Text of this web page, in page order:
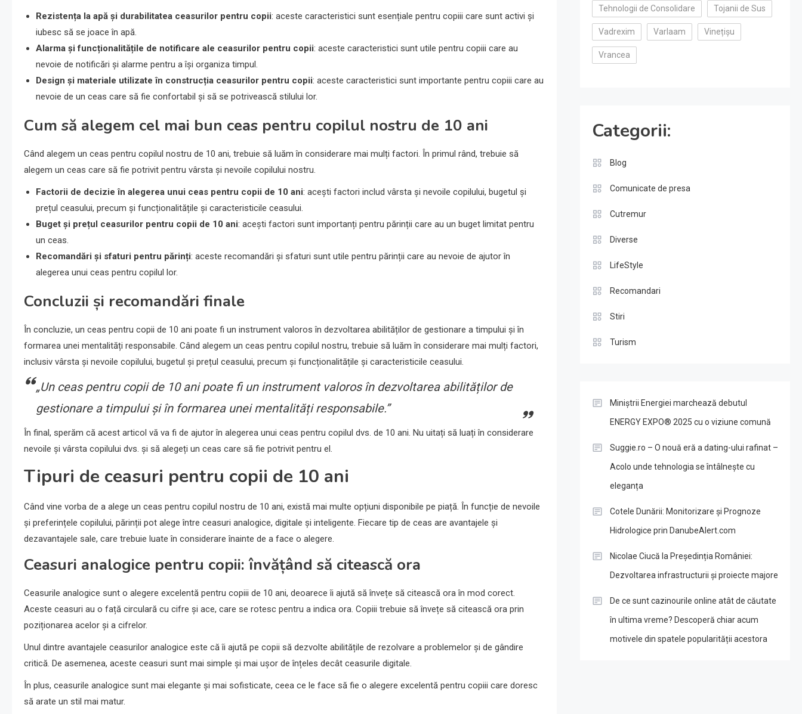
Rezistența la apă și durabilitatea ceasurilor pentru copii: aceste caracteristici sunt esențiale pentru copiii care sunt activi și
iubesc să se joace în apă.
Alarma și funcționalitățile de notificare ale ceasurilor pentru copii: aceste caracteristici sunt utile pentru copiii care au
nevoie de notificări și alarme pentru a își organiza timpul.
Design și materiale utilizate în construcția ceasurilor pentru copii: aceste caracteristici sunt importante pentru copiii care au
nevoie de un ceas care să fie confortabil și să se potrivească stilului lor.
Cum să alegem cel mai bun ceas pentru copilul nostru de 10 ani
Când alegem un ceas pentru copilul nostru de 10 ani, trebuie să luăm în considerare mai mulți factori. În primul rând, trebuie să
alegem un ceas care să fie potrivit pentru vârsta și nevoile copilului nostru.
Factorii de decizie în alegerea unui ceas pentru copii de 10 ani: acești factori includ vârsta și nevoile copilului, bugetul și
prețul ceasului, precum și funcționalitățile și caracteristicile ceasului.
Buget și prețul ceasurilor pentru copii de 10 ani: acești factori sunt importanți pentru părinții care au un buget limitat pentru
un ceas.
Recomandări și sfaturi pentru părinți: aceste recomandări și sfaturi sunt utile pentru părinții care au nevoie de ajutor în
alegerea unui ceas pentru copilul lor.
Concluzii și recomandări finale
În concluzie, un ceas pentru copii de 10 ani poate fi un instrument valoros în dezvoltarea abilităților de gestionare a timpului și în
formarea unei mentalități responsabile. Când alegem un ceas pentru copilul nostru, trebuie să luăm în considerare mai mulți factori,
inclusiv vârsta și nevoile copilului, bugetul și prețul ceasului, precum și funcționalitățile și caracteristicile ceasului.
„Un ceas pentru copii de 10 ani poate fi un instrument valoros în dezvoltarea abilităților de
gestionare a timpului și în formarea unei mentalități responsabile.”
În final, sperăm că acest articol vă va fi de ajutor în alegerea unui ceas pentru copilul dvs. de 10 ani. Nu uitați să luați în considerare
nevoile și vârsta copilului dvs. și să alegeți un ceas care să fie potrivit pentru el.
Tipuri de ceasuri pentru copii de 10 ani
Când vine vorba de a alege un ceas pentru copilul nostru de 10 ani, există mai multe opțiuni disponibile pe piață. În funcție de nevoile
și preferințele copilului, părinții pot alege între ceasuri analogice, digitale și inteligente. Fiecare tip de ceas are avantajele și
dezavantajele sale, care trebuie luate în considerare înainte de a face o alegere.
Ceasuri analogice pentru copii: învățând să citească ora
Ceasurile analogice sunt o alegere excelentă pentru copiii de 10 ani, deoarece îi ajută să învețe să citească ora în mod corect.
Aceste ceasuri au o față circulară cu cifre și ace, care se rotesc pentru a indica ora. Copiii trebuie să învețe să citească ora prin
poziționarea acelor și a cifrelor.
Unul dintre avantajele ceasurilor analogice este că îi ajută pe copii să dezvolte abilitățile de rezolvare a problemelor și de gândire
critică. De asemenea, aceste ceasuri sunt mai simple și mai ușor de înțeles decât ceasurile digitale.
În plus, ceasurile analogice sunt mai elegante și mai sofisticate, ceea ce le face să fie o alegere excelentă pentru copiii care doresc
să arate un stil mai matur.
Tehnologii de Consolidare Tojanii de Sus
Vadrexim Varlaam Vinețișu
Vrancea
Categorii:
Blog
Comunicate de presa
Cutremur
Diverse
LifeStyle
Recomandari
Stiri
Turism
Miniștrii Energiei marchează debutul
ENERGY EXPO® 2025 cu o viziune comună
Suggie.ro – O nouă eră a dating-ului rafinat –
Acolo unde tehnologia se întâlnește cu
eleganța
Cotele Dunării: Monitorizare și Prognoze
Hidrologice prin DanubeAlert.com
Nicolae Ciucă la Președinția României:
Dezvoltarea infrastructurii și proiecte majore
De ce sunt cazinourile online atât de căutate
în ultima vreme? Descoperă chiar acum
motivele din spatele popularității acestora